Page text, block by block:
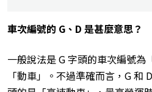
車次編號的 G、D 是甚麼意思？
一般說法是 G 字頭的車次編號為
「動車」。不過準確而言，G 和